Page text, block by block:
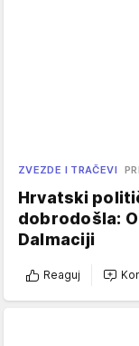
ZVEZDE I TRAČEVI
Hrvatski
dobrodošla:
Dalmaciji
Reaguj